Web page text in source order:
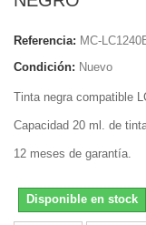
Referencia: MC-
Condición: Nuevo
Tinta negra compatible
Capacidad 20 ml. de
12 meses de garantía.
Disponible en stock